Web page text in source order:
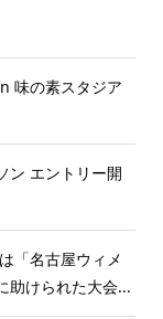
味の素スタジア
ン エントリー開
「名古屋ウィメ
助けられた大会...